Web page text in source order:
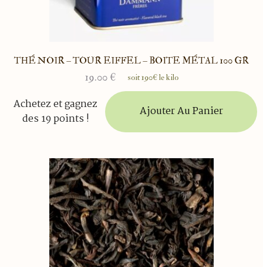
THÉ NOIR – TOUR EIFFEL – BOITE MÉTAL 100 GR
19.00 € soit 190€ le kilo
Achetez et gagnez
des 19 points !
Ajouter Au Panier